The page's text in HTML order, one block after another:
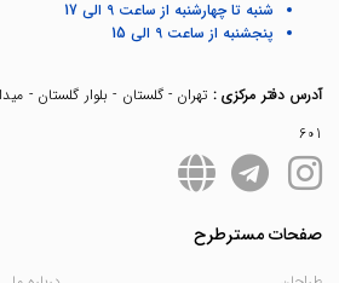
شنبه تا چهارشنبه از ساعت 9 الی 17
پنجشنبه از ساعت 9 الی 15
آدرس دفتر مرکزی :
601
صفحات مسترطرح